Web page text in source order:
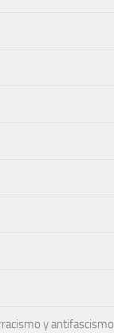
y antifascismo